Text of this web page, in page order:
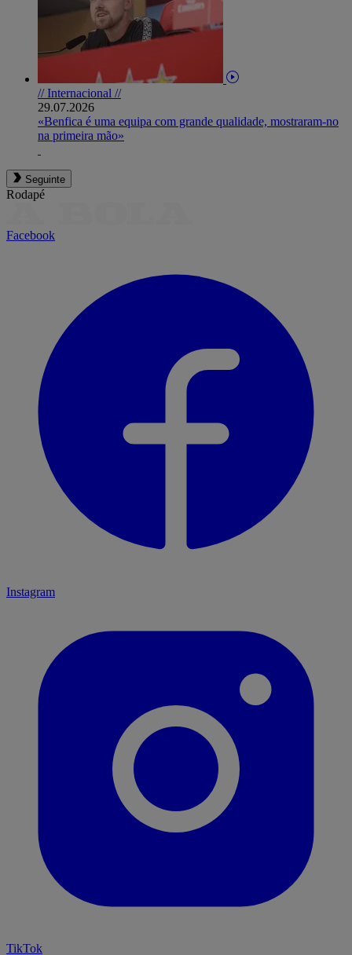
// Internacional //
29.07.2026
«Benfica é uma equipa com grande qualidade, mostraram-no
na primeira mão»
Seguinte
Rodapé
Facebook
Instagram
TikTok